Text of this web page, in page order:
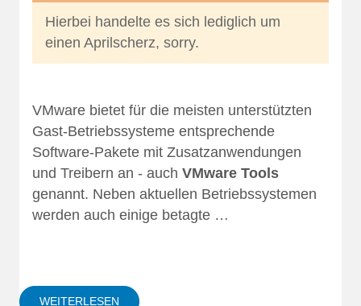
Hierbei handelte es sich lediglich um
einen Aprilscherz, sorry.
VMware bietet für die meisten unterstützten
Gast-Betriebssysteme entsprechende
Software-Pakete mit Zusatzanwendungen
und Treibern an - auch VMware Tools
genannt. Neben aktuellen Betriebssystemen
werden auch einige betagte …
WEITERLESEN